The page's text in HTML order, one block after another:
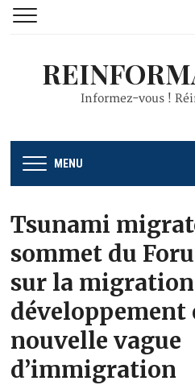
Informez-vous !
MENU
Tsunami
sommet du
sur la
développement
nouvelle vague
d’immigration